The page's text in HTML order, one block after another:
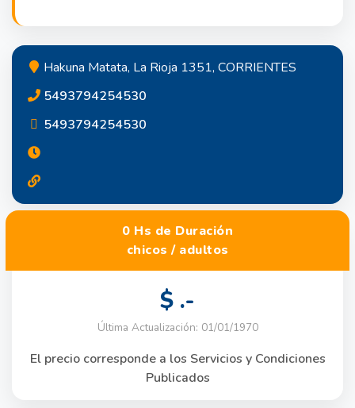
Hakuna Matata, La Rioja 1351, CORRIENTES
5493794254530
5493794254530
0 Hs de Duración
chicos / adultos
$ .-
Última Actualización: 01/01/1970
El precio corresponde a los Servicios y Condiciones
Publicados